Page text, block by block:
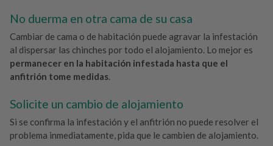
No duerma en otra cama de su casa
Cambiar de cama o de habitación puede agravar la infestación
al dispersar las chinches por todo el alojamiento. Lo mejor es
permanecer en la habitación infestada hasta que el
anfitrión tome medidas.
Solicite un cambio de alojamiento
Si se confirma la infestación y el anfitrión no puede resolver el
problema inmediatamente, pida que le cambien de alojamiento.